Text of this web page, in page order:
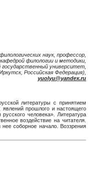
наук, профессор,
филологии и методики,
государственный университет,
Российская Федерация),
yuolyu@yandex.ru
литературы с принятием
явлений прошлого и настоящего
человека». Литература
воздействие на читателя.
соборное начало. Воззрения